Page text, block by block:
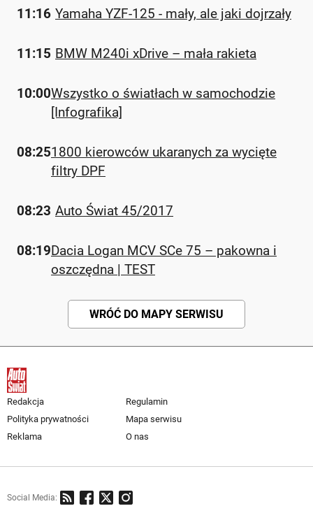
11:16 Yamaha YZF-125 - mały, ale jaki dojrzały
11:15 BMW M240i xDrive – mała rakieta
10:00Wszystko o światłach w samochodzie
[Infografika]
08:251800 kierowców ukaranych za wycięte
filtry DPF
08:23 Auto Świat 45/2017
08:19Dacia Logan MCV SCe 75 – pakowna i
oszczędna | TEST
WRÓĆ DO MAPY SERWISU
Redakcja
Regulamin
Polityka prywatności
Mapa serwisu
Reklama
O nas
Social Media: